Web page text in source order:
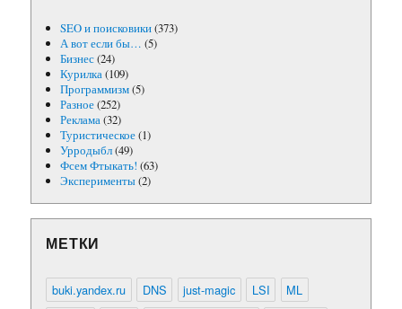
SEO и поисковики(373)
А вот если бы… (5)
Бизнес(24)
Курилка(109)
Программизм(5)
Разное(252)
Реклама(32)
Туристическое(1)
Урродыбл(49)
Фсем Фтыкать! (63)
Эксперименты(2)
МЕТКИ
buki.yandex.ru DNS just-magic LSI
ML